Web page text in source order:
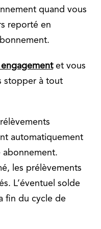
quand vous
reporté en
engagementet vous
stopper à tout
automatiquement
abonnement.
les prélèvements
L’éventuel solde
fin du cycle de